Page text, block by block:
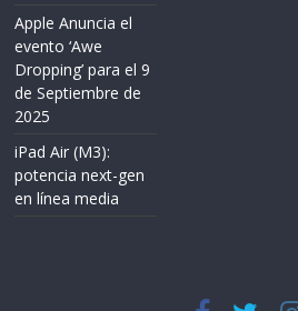
Apple Anuncia el
evento ‘Awe
Dropping’ para el 9
de Septiembre de
2025
iPad Air (M3):
potencia next-gen
en línea media